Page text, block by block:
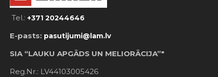
Tel.: +371 20244646
E-pasts: pasutijumi@lam.lv
SIA “LAUKU APGĀDS UN MELIORĀCIJA”"
Reg.Nr.: LV44103005426